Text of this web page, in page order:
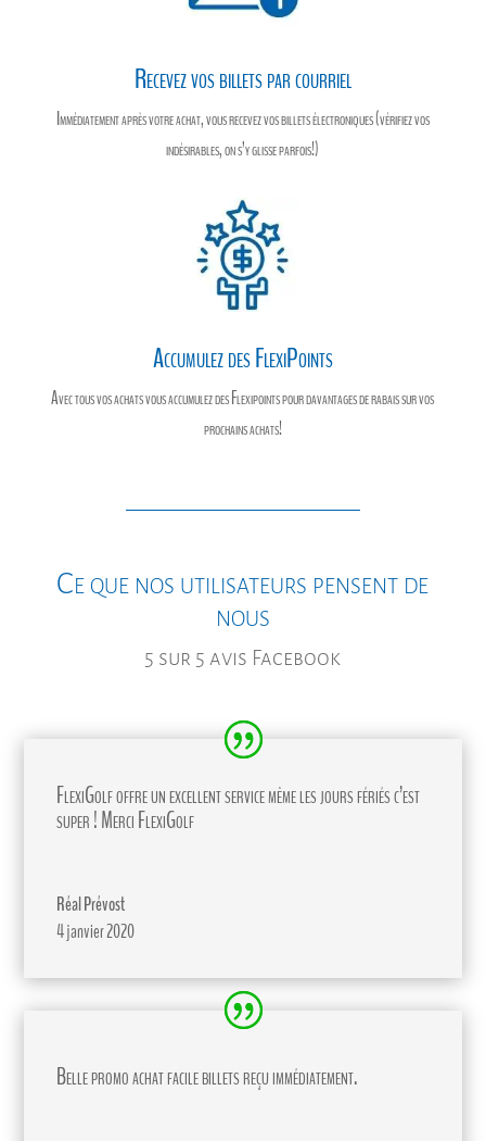
Recevez vos billets par courriel
Immédiatement après votre achat, vous recevez vos billets électroniques (vérifiez vos
indésirables, on s’y glisse parfois!)
Accumulez des FlexiPoints
Avec tous vos achats vous accumulez des Flexipoints pour davantages de rabais sur vos
prochains achats!
Ce que nos utilisateurs pensent de
nous
5 sur 5 avis Facebook
FlexiGolf offre un excellent service même les jours fériés c’est
super ! Merci FlexiGolf
Réal Prévost
4 janvier 2020
Belle promo achat facile billets reçu immédiatement.